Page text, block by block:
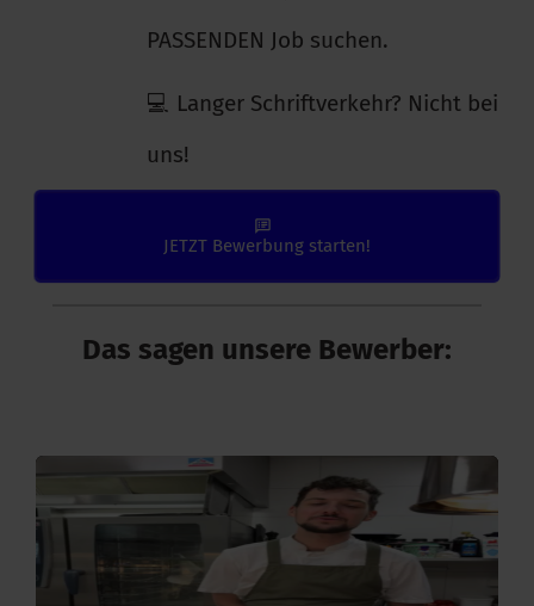
PASSENDEN Job suchen.
💻 Langer Schriftverkehr? Nicht bei
uns!
JETZT Bewerbung starten!
Das sagen unsere Bewerber: